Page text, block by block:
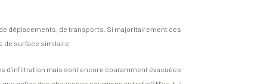
déplacements, de transports. Si majoritairement ces
de surface similaire.
d’infiltration mais sont encore couramment évacuées